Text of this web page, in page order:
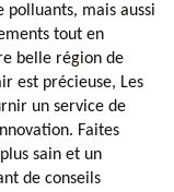
polluants, mais aussi
tout en
belle région de
est précieuse, Les
un service de
Faites
sain et un
de conseils